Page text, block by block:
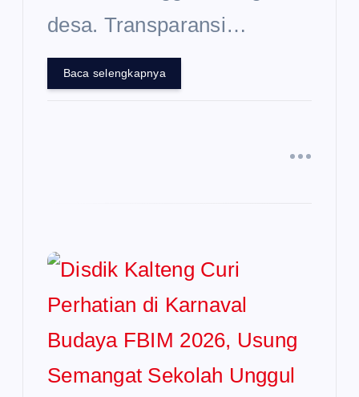
desa. Transparansi…
Baca selengkapnya